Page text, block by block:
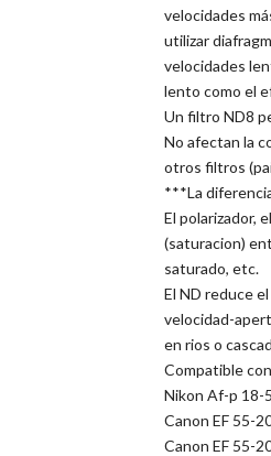
velocidades
utilizar
velocidades
lento como el
Un filtro ND8
No afectan la
otros filtros
***La
El polarizador,
(saturacion)
saturado, etc.
El ND reduce
velocidad-
en rios o
Compatible
Nikon Af-p 18-
Canon EF 55-
Canon EF 55-